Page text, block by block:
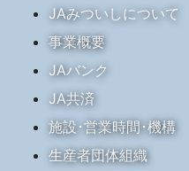
JAみついしについて
事業概要
JAバンク
JA共済
施設･営業時間･機構
生産者団体組織